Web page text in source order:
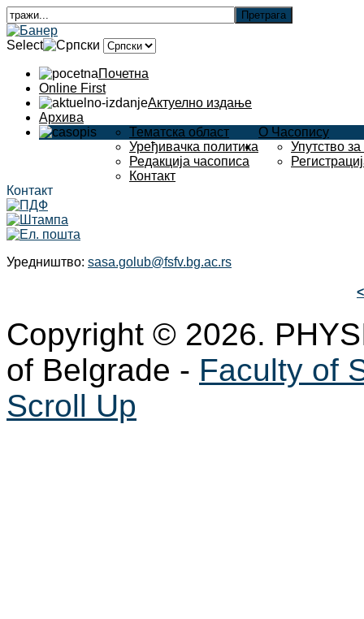
Select
Почетна
Online First
Актуелно издање
Архива
О Часопису
Тематска област
Уређивачка политика
Редакција часописа
Контакт
Упутство
Контакт
Уредништво: sasa.golub@fsfv.bg.ac.rs
Copyright © 2026.
of Belgrade - Faculty of
Scroll Up